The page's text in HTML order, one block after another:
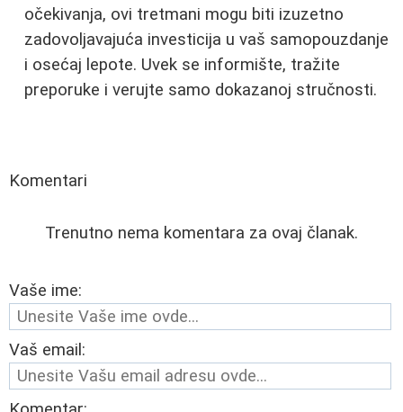
očekivanja, ovi tretmani mogu biti izuzetno
zadovoljavajuća investicija u vaš samopouzdanje
i osećaj lepote. Uvek se informište, tražite
preporuke i verujte samo dokazanoj stručnosti.
Komentari
Trenutno nema komentara za ovaj članak.
Vaše ime:
Vaš email: